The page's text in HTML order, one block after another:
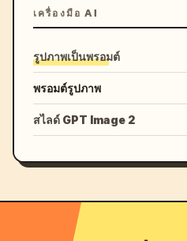
เครื่องมือ AI
รูปภาพเป็นพรอมต์
พรอมต์รูปภาพ
สไลด์ GPT Image 2